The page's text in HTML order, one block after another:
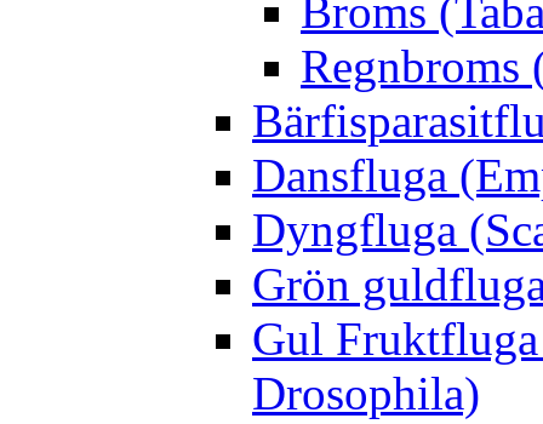
Broms
Regnbroms
Dansfluga
Dyngfluga
Grön
Gul
Drosophila)